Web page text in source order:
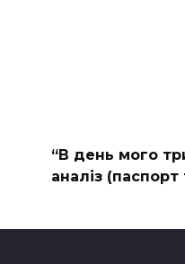
“В день мого
аналіз